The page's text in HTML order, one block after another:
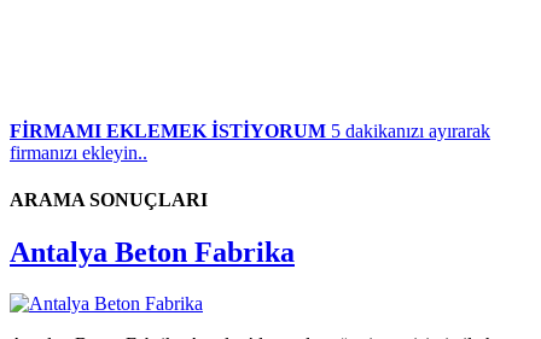
FİRMAMI EKLEMEK İSTİYORUM 5 dakikanızı ayırarak
firmanızı ekleyin..
ARAMA SONUÇLARI
Antalya Beton Fabrika